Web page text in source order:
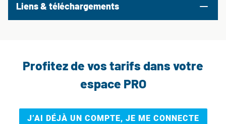
Liens & téléchargements
Profitez de vos tarifs dans votre
espace PRO
J’AI DÉJÀ UN COMPTE, JE ME CONNECTE